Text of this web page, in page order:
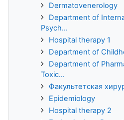
Dermatovenerology
Department of
Psych...
Hospital therapy 1
Department of
Department of
Toxic...
Факультетская
Epidemiology
Hospital therapy 2